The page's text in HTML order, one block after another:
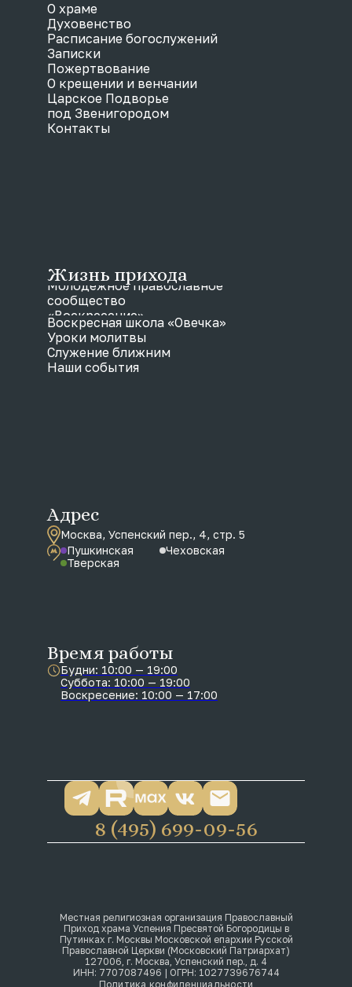
Местная религиозная организация Православный
Приход храма Успения Пресвятой Богородицы в
Путинках г. Москвы Московской епархии Русской
Православной Церкви (Московский Патриархат)
127006, г. Москва, Успенский пер., д. 4
ИНН: 7707087496 | ОГРН: 1027739676744
Политика конфиденциальности
8 (495) 699-09-56
Адрес
Москва, Успенский пер., 4, стр. 5
Пушкинская
Чеховская
Тверская
Время работы
Будни: 10:00 — 19:00
Суббота: 10:00 — 19:00
Воскресение: 10:00 — 17:00
О храме
Духовенство
Расписание богослужений
Записки
Пожертвование
О крещении и венчании
Царское Подворье
под Звенигородом
Контакты
Жизнь прихода
Молодежное православное
сообщество
«Воскресение»
Воскресная школа «Овечка»
Уроки молитвы
Служение ближним
Наши события